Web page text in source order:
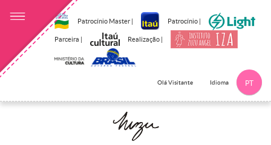
Patrocínio Master | Patrocínio |
Parceira | Realização |
Olá Visitante Idioma PT